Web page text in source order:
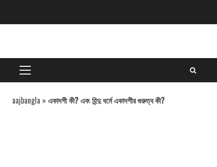
PRIMARY
MENU
aajbangla » একাদশী কী? এবং হিন্দু ধর্মে একাদশীর গুরুত্ব কী?